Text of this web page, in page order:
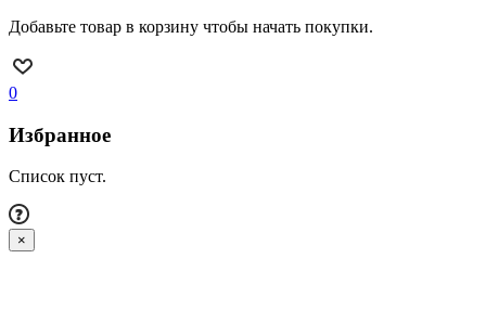
Добавьте товар в корзину чтобы начать покупки.
0
Избранное
Список пуст.
×